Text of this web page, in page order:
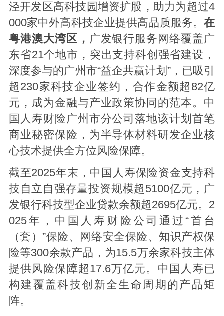
泾开发区高科技园增资扩股，助力为超过4
000家中外高科技企业提供高品质服务。在
粤港澳大湾区， 广发银行服务网络覆盖广
东省21个地市，突出支持科创强省建设，
深度参与的广州市“益企共赢计划”，已吸引
超230家科技企业签约，合作金额超82亿
元，成为金融与产业政策协同的范本。中
国人寿财险广州市分公司落地该计划首笔
商业秘密保险，为半导体材料研发企业核
心技术提供全方位风险保障。
截至2025年末，中国人寿保险资金支持科
技自立自强存量投资规模超5100亿元，广
发银行科技型企业贷款余额超2695亿元。2
025年，中国人寿财险公司通过“首台
（套）”保险、网络安全保险、知识产权保
险等300余款产品，为15.5万余家科技主体
提供风险保障超17.6万亿元。中国人寿已
构建覆盖科技创新全生命周期的产品矩
阵。